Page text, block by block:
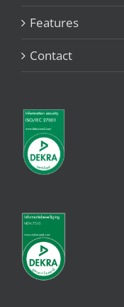
Features
Contact